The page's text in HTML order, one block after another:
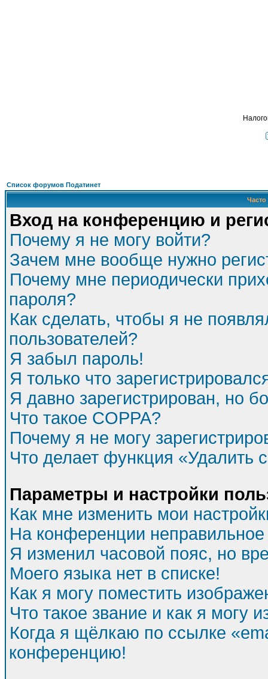
Список форумов Податинет
Вход на конференцию и
Почему я не могу войти?
Зачем мне вообще нужно
Почему мне периодически
пароля?
Как сделать, чтобы я не
пользователей?
Я забыл пароль!
Я только что
Я давно зарегистрирован, но
Что такое COPPA?
Почему я не могу
Что делает функция «Удалить
Параметры и настройки
Как мне изменить мои
На конференции
Я изменил часовой пояс, но
Моего языка нет в списке!
Как я могу поместить
Что такое звание и как я могу
Когда я щёлкаю по ссылке
конференцию!